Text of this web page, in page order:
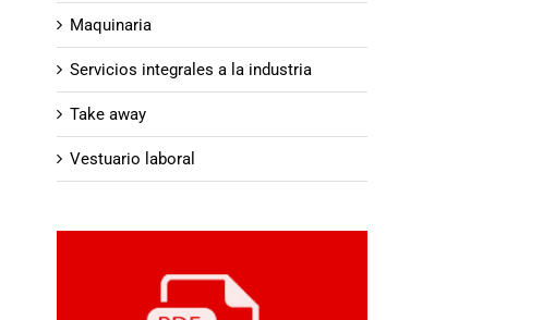
Maquinaria
Servicios integrales a la industria
Take away
Vestuario laboral